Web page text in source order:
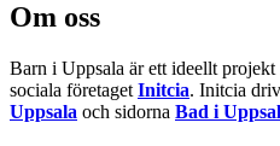
Om oss
Barn i Uppsala är ett ideellt projekt
sociala företaget Initcia. Initcia
Uppsala och sidorna Bad i